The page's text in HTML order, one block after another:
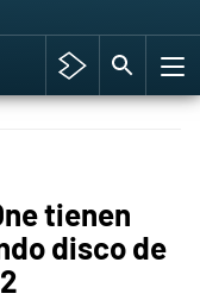
La Era del Cataclismo
oficial
tienen
disco de